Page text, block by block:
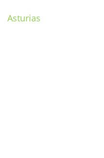
Asturias